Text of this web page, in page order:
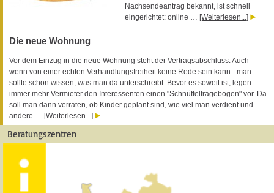
Nachsendeantrag bekannt, ist schnell
eingerichtet: online … [Weiterlesen...]
Die neue Wohnung
Vor dem Einzug in die neue Wohnung steht der Vertragsabschluss. Auch
wenn von einer echten Verhandlungsfreiheit keine Rede sein kann - man
sollte schon wissen, was man da unterschreibt. Bevor es soweit ist, legen
immer mehr Vermieter den Interessenten einen "Schnüffelfragebogen" vor. Da
soll man dann verraten, ob Kinder geplant sind, wie viel man verdient und
andere … [Weiterlesen...]
Beratungszentren